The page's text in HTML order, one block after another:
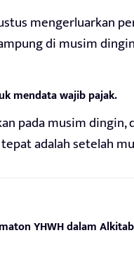
mengerluarkan
di musim
mendata wajib pajak.
pada musim
adalah setelah
YHWH dalam